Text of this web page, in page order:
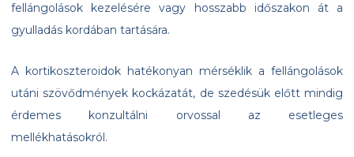
fellángolások kezelésére vagy hosszabb időszakon át a
gyulladás kordában tartására.
A kortikoszteroidok hatékonyan mérséklik a fellángolások
utáni szövődmények kockázatát, de szedésük előtt mindig
érdemes konzultálni orvossal az esetleges
mellékhatásokról.